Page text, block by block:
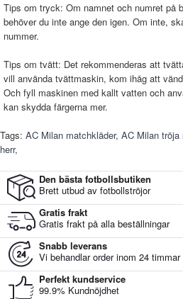
Tips om tryck: Om namnet och numret på
behöver du inte ange den igen. Om inte,
nummer.
Tips om tvätt: Det rekommenderas att
vill använda tvättmaskin, kom ihåg att
Och fyll maskinen med kallt vatten och
kan skydda färgerna mer.
Tags: AC Milan matchkläder, AC Milan tröja
herr,
Den bästa fotbollsbutiken
Brett utbud av fotbollströjor
Gratis frakt
Gratis frakt på alla beställningar
Snabb leverans
Vi behandlar order inom 24 timmar
Perfekt kundservice
99.9% Kundnöjdhet